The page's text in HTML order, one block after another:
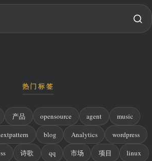
热门标签
产品 opensource agent music
blog Analytics wordpress
诗歌 qq 市场 项目 linux